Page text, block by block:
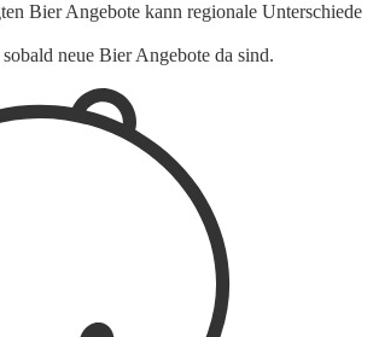
Bier Angebote kann regionale Unterschiede
neue Bier Angebote da sind.